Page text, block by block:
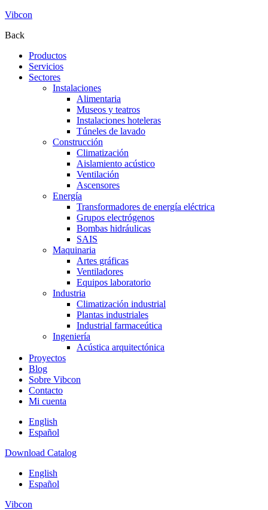
Vibcon
Back
Productos
Servicios
Sectores
Instalaciones
Alimentaria
Museos y teatros
Instalaciones hoteleras
Túneles de lavado
Construcción
Climatización
Aislamiento acústico
Ventilación
Ascensores
Energía
Transformadores de energía eléctrica
Grupos electrógenos
Bombas hidráulicas
SAIS
Maquinaria
Artes gráficas
Ventiladores
Equipos laboratorio
Industria
Climatización industrial
Plantas industriales
Industrial farmaceútica
Ingeniería
Acústica arquitectónica
Proyectos
Blog
Sobre Vibcon
Contacto
Mi cuenta
English
Español
Download Catalog
English
Español
Vibcon